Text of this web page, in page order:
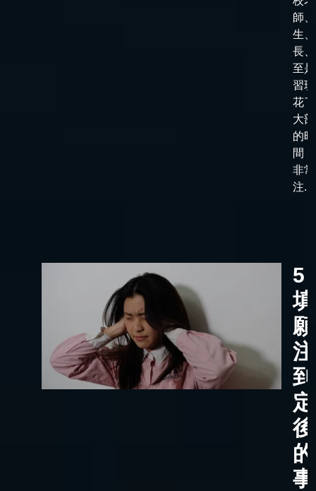
師
生
長
至
習
花
大
的時
間
非
注...
5
的